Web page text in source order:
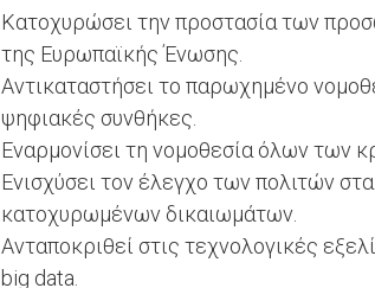
Κατοχυρώσει την προστασία των
της Ευρωπαϊκής Ένωσης.
Αντικαταστήσει το παρωχημένο
ψηφιακές συνθήκες.
Εναρμονίσει τη νομοθεσία όλων των
Ενισχύσει τον έλεγχο των πολιτών
κατοχυρωμένων δικαιωμάτων.
Ανταποκριθεί στις τεχνολογικές
big data.